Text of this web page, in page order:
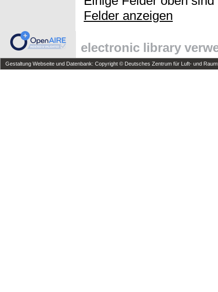
Felder anzeigen
electronic library
Gestaltung Webseite und Datenbank: Copyright © Deutsches Zentrum für Luft- und